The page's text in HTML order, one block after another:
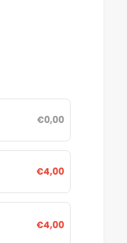
€0,00
€4,00
€4,00